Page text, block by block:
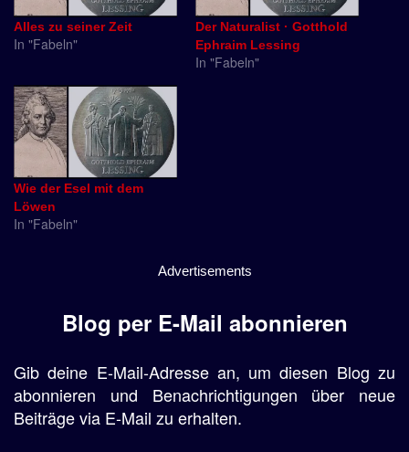
Alles zu seiner Zeit
In "Fabeln"
Der Naturalist · Gotthold
Ephraim Lessing
In "Fabeln"
Wie der Esel mit dem
Löwen
In "Fabeln"
Advertisements
Blog per E-Mail abonnieren
Gib deine E-Mail-Adresse an, um diesen Blog zu
abonnieren und Benachrichtigungen über neue
Beiträge via E-Mail zu erhalten.